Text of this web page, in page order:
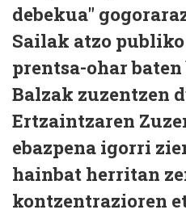
debekua"
Sailak atzo
prentsa-ohar
Balzak zuzentzen
Ertzaintzaren
ebazpena igorri
hainbat herritan
kontzentrazioren